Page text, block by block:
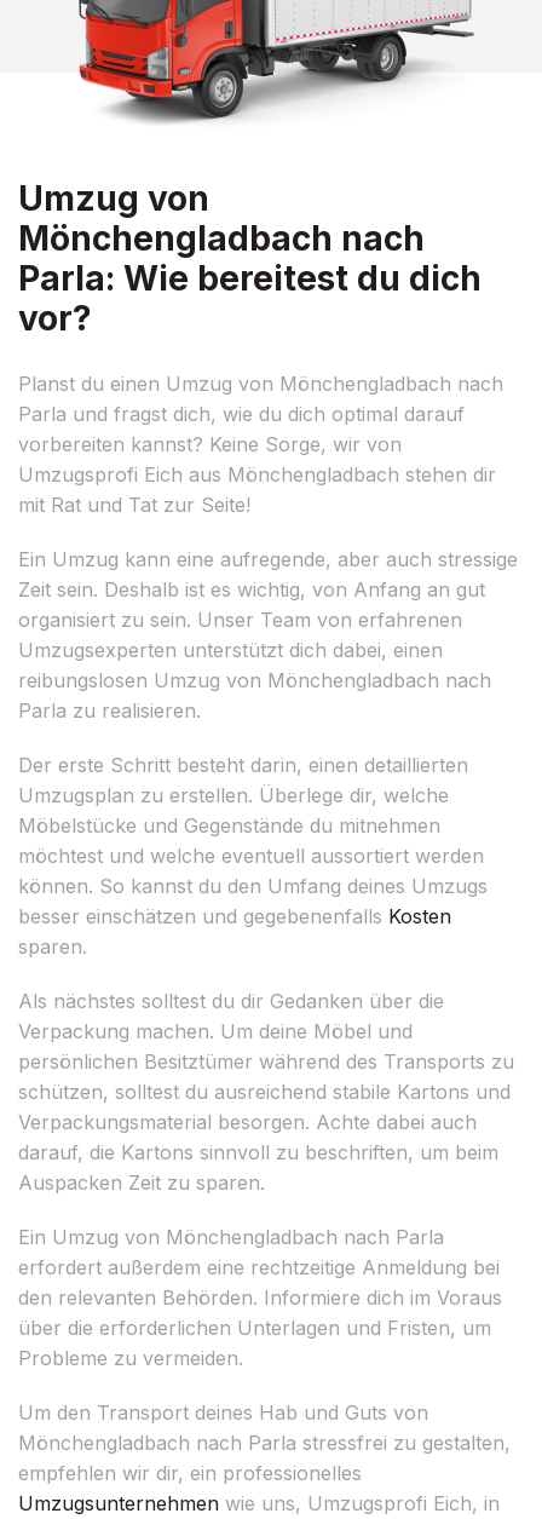
Umzug von
Mönchengladbach nach
Parla: Wie bereitest du dich
vor?
Planst du einen Umzug von Mönchengladbach nach
Parla und fragst dich, wie du dich optimal darauf
vorbereiten kannst? Keine Sorge, wir von
Umzugsprofi Eich aus Mönchengladbach stehen dir
mit Rat und Tat zur Seite!
Ein Umzug kann eine aufregende, aber auch stressige
Zeit sein. Deshalb ist es wichtig, von Anfang an gut
organisiert zu sein. Unser Team von erfahrenen
Umzugsexperten unterstützt dich dabei, einen
reibungslosen Umzug von Mönchengladbach nach
Parla zu realisieren.
Der erste Schritt besteht darin, einen detaillierten
Umzugsplan zu erstellen. Überlege dir, welche
Möbelstücke und Gegenstände du mitnehmen
möchtest und welche eventuell aussortiert werden
können. So kannst du den Umfang deines Umzugs
besser einschätzen und gegebenenfalls Kosten
sparen.
Als nächstes solltest du dir Gedanken über die
Verpackung machen. Um deine Möbel und
persönlichen Besitztümer während des Transports zu
schützen, solltest du ausreichend stabile Kartons und
Verpackungsmaterial besorgen. Achte dabei auch
darauf, die Kartons sinnvoll zu beschriften, um beim
Auspacken Zeit zu sparen.
Ein Umzug von Mönchengladbach nach Parla
erfordert außerdem eine rechtzeitige Anmeldung bei
den relevanten Behörden. Informiere dich im Voraus
über die erforderlichen Unterlagen und Fristen, um
Probleme zu vermeiden.
Um den Transport deines Hab und Guts von
Mönchengladbach nach Parla stressfrei zu gestalten,
empfehlen wir dir, ein professionelles
Umzugsunternehmen wie uns, Umzugsprofi Eich, in